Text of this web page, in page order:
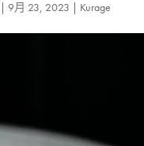
|9月 23, 2023 Kurage